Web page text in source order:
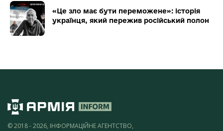
«Це зло має бути переможене»: історія
українця, який пережив російський полон
© 2018 - 2026, ІНФОРМАЦІЙНЕ АГЕНТСТВО,